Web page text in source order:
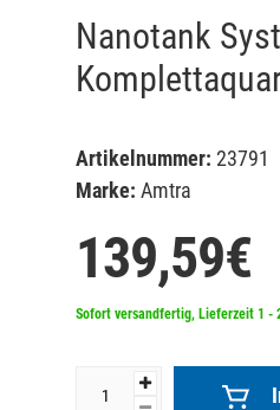
Nanotank
Artikelnummer: 23791
Marke: Amtra
139,59€
Sofort versandfertig, Lieferzeit 1 -